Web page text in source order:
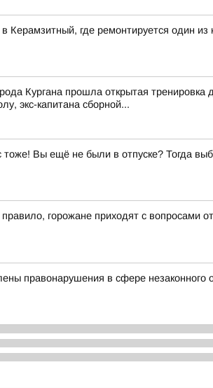
где ремонтируется один из
Кургана прошла открытая тренировка
экс-капитана сборной...
тоже! Вы ещё не были в отпуске? Тогда
горожане приходят с вопросами
правонарушения в сфере незаконного